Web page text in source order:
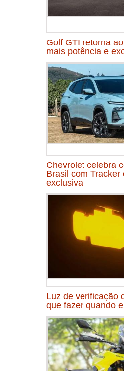
Golf GTI retorna
mais potência e
Chevrolet celebra
Brasil com Tracker
exclusiva
Luz de verificação
que fazer quando